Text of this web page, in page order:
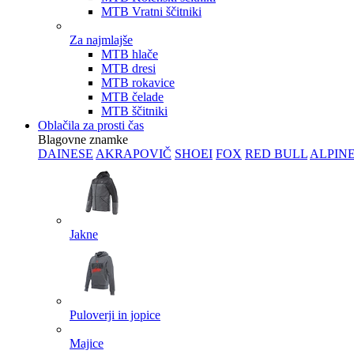
MTB Vratni ščitniki
Za najmlajše
MTB hlače
MTB dresi
MTB rokavice
MTB čelade
MTB ščitniki
Oblačila za prosti čas
Blagovne znamke
DAINESE AKRAPOVIČ SHOEI FOX RED BULL
Jakne
Puloverji in jopice
Majice